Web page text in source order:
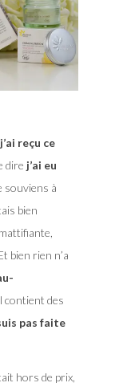
j’ai reçu ce
dire j’ai eu
souviens à
bien
bien rien n’a
contient des
pas faite
hors de prix,